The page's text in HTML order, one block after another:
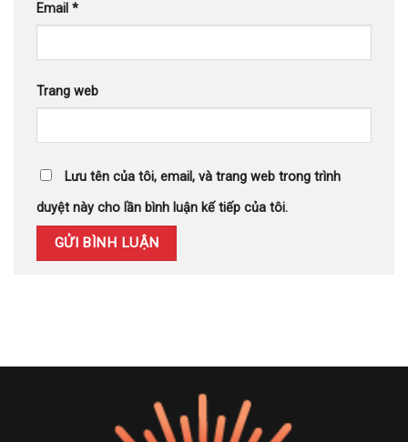
Email *
Trang web
Lưu tên của tôi, email, và trang web trong trình
duyệt này cho lần bình luận kế tiếp của tôi.